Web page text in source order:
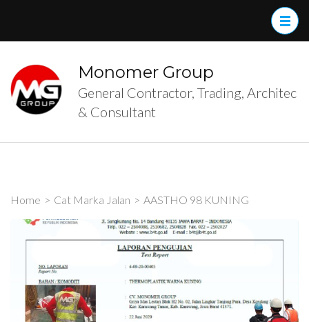
(Press
Enter)
Monomer Group
General Contractor, Trading, Architec
& Consultant
Home > Cat Marka Jalan > AASTHO 98 KUNING